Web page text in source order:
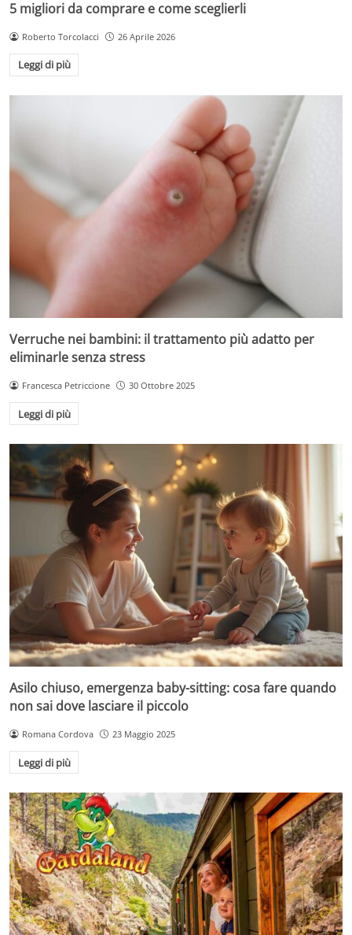
5 migliori da comprare e come sceglierli
Roberto Torcolacci 26 Aprile 2026
Leggi di più
Verruche nei bambini: il trattamento più adatto per
eliminarle senza stress
Francesca Petriccione 30 Ottobre 2025
Leggi di più
Asilo chiuso, emergenza baby-sitting: cosa fare quando
non sai dove lasciare il piccolo
Romana Cordova 23 Maggio 2025
Leggi di più